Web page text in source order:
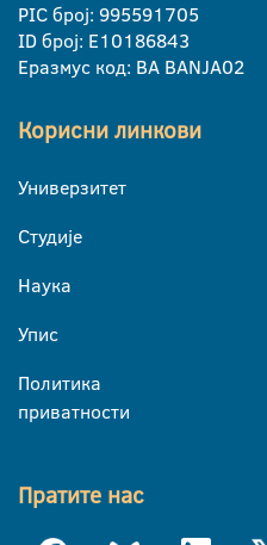
PIC број: 995591705
ID број: E10186843
Еразмус код: BA BANJA02
Корисни линкови
Универзитет
Студије
Наука
Упис
Политика
приватности
Пратите нас